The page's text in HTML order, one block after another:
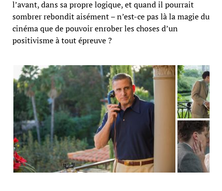
l’avant, dans sa propre logique, et quand il pourrait
sombrer rebondit aisément – n’est-ce pas là la magie du
cinéma que de pouvoir enrober les choses d’un
positivisme à tout épreuve ?